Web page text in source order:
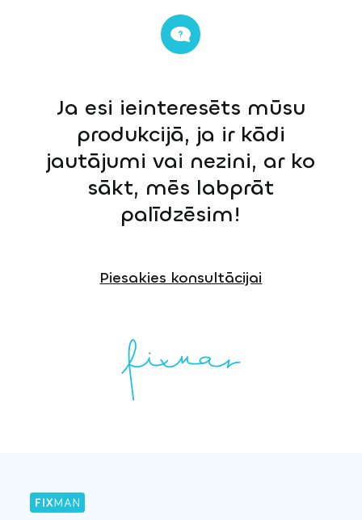
Ja esi ieinteresēts mūsu
produkcijā, ja ir kādi
jautājumi vai nezini, ar ko
sākt, mēs labprāt
palīdzēsim!
Piesakies konsultācijai